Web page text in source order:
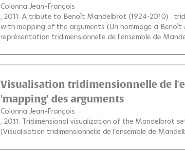
Colonna Jean-François
, 2011. A tribute to Benoît Mandelbrot (1924-2010) :
with mapping of the arguments (Un hommage à
représentation tridimensionnelle de l'ensemble de
Visualisation tridimensionnelle de
'mapping' des arguments
Colonna Jean-François
, 2011. Tridimensional visualization of the Mandelbrot
(Visualisation tridimensionnelle de l'ensemble de